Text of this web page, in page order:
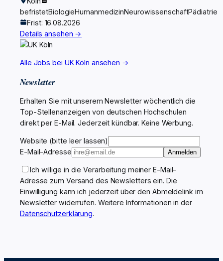
befristetBiologieHumanmedizinNeurowissenschaftPädiatrie
Frist: 16.08.2026
Details ansehen →
Alle Jobs bei UK Köln ansehen →
Newsletter
Erhalten Sie mit unserem Newsletter wöchentlich die
Top-Stellenanzeigen von deutschen Hochschulen
direkt per E-Mail. Jederzeit kündbar. Keine Werbung.
Website (bitte leer lassen)
E-Mail-Adresse
Anmelden
Ich willige in die Verarbeitung meiner E-Mail-
Adresse zum Versand des Newsletters ein. Die
Einwilligung kann ich jederzeit über den Abmeldelink im
Newsletter widerrufen. Weitere Informationen in der
Datenschutzerklärung.